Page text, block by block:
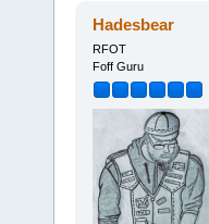
Hadesbear
RFOT
Foff Guru